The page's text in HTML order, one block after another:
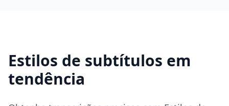
Estilos de subtítulos em
tendência